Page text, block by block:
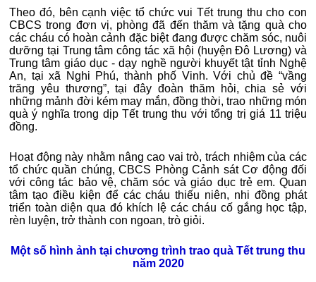
Theo đó, bên cạnh việc tổ chức vui Tết trung thu cho con
CBCS trong đơn vị, phòng đã đến thăm và tặng quà cho
các cháu có hoàn cảnh đặc biệt đang được chăm sóc, nuôi
dưỡng tại Trung tâm công tác xã hội (huyện Đô Lương) và
Trung tâm giáo dục - dạy nghề người khuyết tật tỉnh Nghệ
An, tại xã Nghi Phú, thành phố Vinh. Với chủ đề “vầng
trăng yêu thương”, tại đây đoàn thăm hỏi, chia sẻ với
những mảnh đời kém may mắn, đồng thời, trao những món
quà ý nghĩa trong dịp Tết trung thu với tổng trị giá 11 triệu
đồng.
Hoạt động này nhằm nâng cao vai trò, trách nhiệm của các
tổ chức quần chúng, CBCS Phòng Cảnh sát Cơ động đối
với công tác bảo vệ, chăm sóc và giáo dục trẻ em. Quan
tâm tạo điều kiện để các cháu thiếu niên, nhi đồng phát
triển toàn diện qua đó khích lệ các cháu cố gắng học tập,
rèn luyện, trở thành con ngoan, trò giỏi.
Một số hình ảnh tại chương trình trao quà Tết trung thu
năm 2020